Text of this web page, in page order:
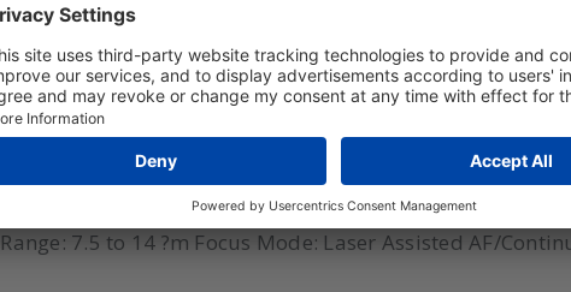
L25 IR Resolution: 1280 × 1024 (1,310,720 pixels)
7.5 to 14 ?m Focus Mode: Laser Assisted AF/